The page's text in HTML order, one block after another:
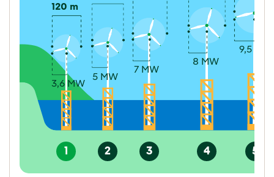
120 m
3,6 MW
5 MW
7 MW
8 MW
9,5 MW
1 2 3 4 5